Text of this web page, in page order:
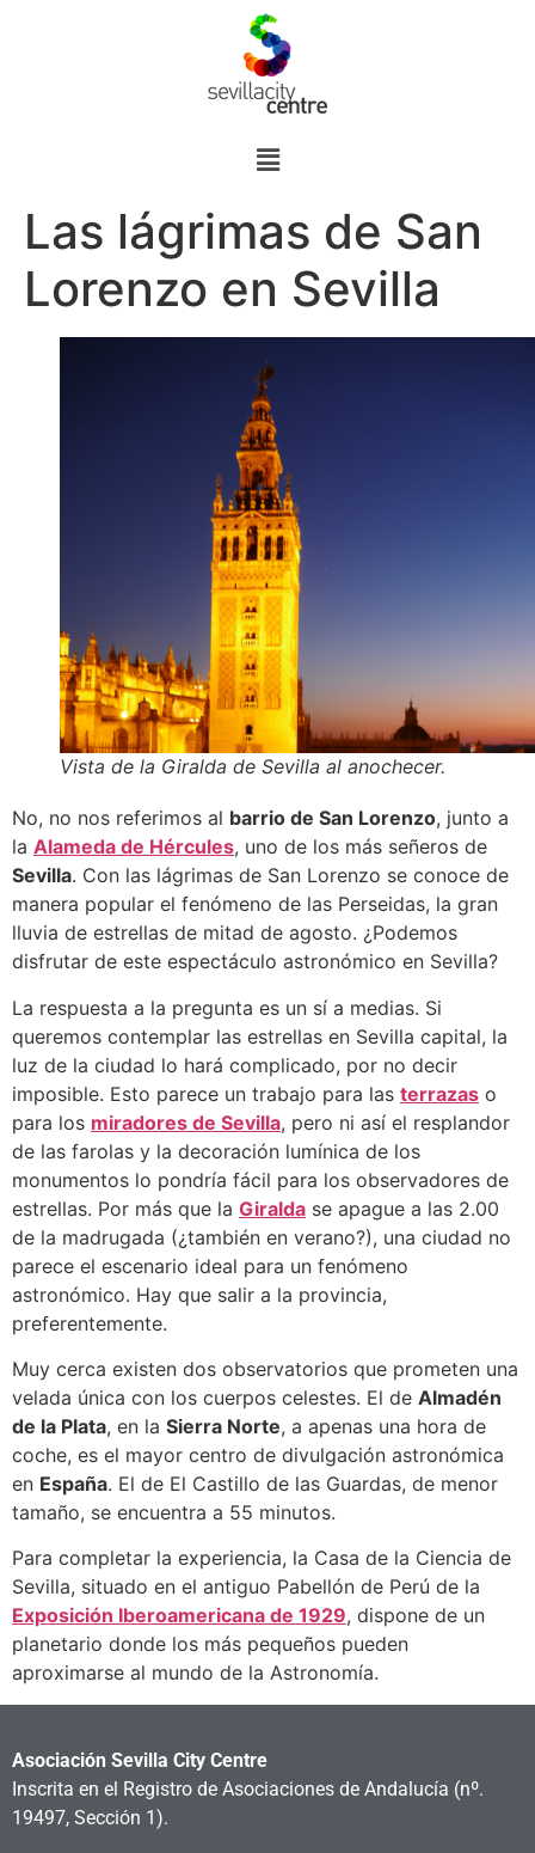
Las lágrimas de San
Lorenzo en Sevilla
Vista de la Giralda de Sevilla al anochecer.
No, no nos referimos al barrio de San Lorenzo, junto a
la Alameda de Hércules, uno de los más señeros de
Sevilla. Con las lágrimas de San Lorenzo se conoce de
manera popular el fenómeno de las Perseidas, la gran
lluvia de estrellas de mitad de agosto. ¿Podemos
disfrutar de este espectáculo astronómico en Sevilla?
La respuesta a la pregunta es un sí a medias. Si
queremos contemplar las estrellas en Sevilla capital, la
luz de la ciudad lo hará complicado, por no decir
imposible. Esto parece un trabajo para las terrazas o
para los miradores de Sevilla, pero ni así el resplandor
de las farolas y la decoración lumínica de los
monumentos lo pondría fácil para los observadores de
estrellas. Por más que la Giralda se apague a las 2.00
de la madrugada (¿también en verano?), una ciudad no
parece el escenario ideal para un fenómeno
astronómico. Hay que salir a la provincia,
preferentemente.
Muy cerca existen dos observatorios que prometen una
velada única con los cuerpos celestes. El de Almadén
de la Plata, en la Sierra Norte, a apenas una hora de
coche, es el mayor centro de divulgación astronómica
en España. El de El Castillo de las Guardas, de menor
tamaño, se encuentra a 55 minutos.
Para completar la experiencia, la Casa de la Ciencia de
Sevilla, situado en el antiguo Pabellón de Perú de la
Exposición Iberoamericana de 1929, dispone de un
planetario donde los más pequeños pueden
aproximarse al mundo de la Astronomía.
Asociación Sevilla City Centre
Inscrita en el Registro de Asociaciones de Andalucía (nº.
19497, Sección 1).